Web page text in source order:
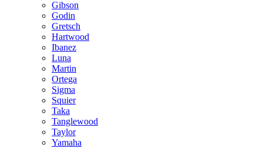
Gibson
Godin
Gretsch
Hartwood
Ibanez
Luna
Martin
Ortega
Sigma
Squier
Taka
Tanglewood
Taylor
Yamaha